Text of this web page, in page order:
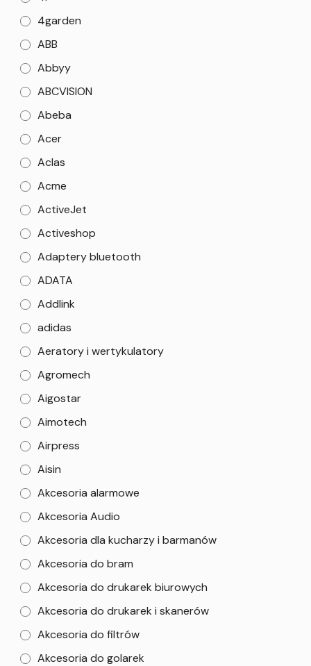
4garden
ABB
Abbyy
ABCVISION
Abeba
Acer
Aclas
Acme
ActiveJet
Activeshop
Adaptery bluetooth
ADATA
Addlink
adidas
Aeratory i wertykulatory
Agromech
Aigostar
Aimotech
Airpress
Aisin
Akcesoria alarmowe
Akcesoria Audio
Akcesoria dla kucharzy i barmanów
Akcesoria do bram
Akcesoria do drukarek biurowych
Akcesoria do drukarek i skanerów
Akcesoria do filtrów
Akcesoria do golarek